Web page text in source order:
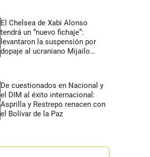
El Chelsea de Xabi Alonso
tendrá un “nuevo fichaje”:
levantaron la suspensión por
dopaje al ucraniano Mijailo
De cuestionados en Nacional y
el DIM al éxito internacional:
Asprilla y Restrepo renacen con
el Bolívar de la Paz